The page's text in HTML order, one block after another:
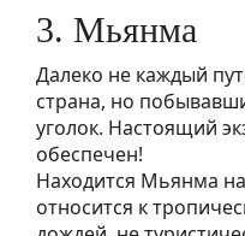
3. Мьянма
Далеко не каждый
страна, но
уголок. Настоящий
обеспечен!
Находится Мьянма
относится к